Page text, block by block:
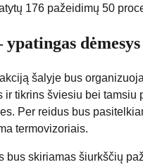
176 pažeidimų 50
ypatingas
šalyje bus
ir tikrins šviesiu bei
Per reidus bus
termovizoriais.
bus skiriamas šiurkščių